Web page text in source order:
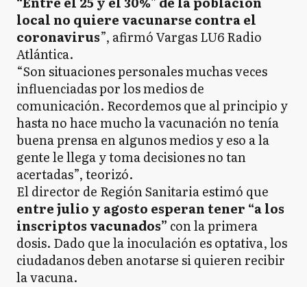
local no quiere vacunarse contra el
coronavirus”, afirmó Vargas LU6 Radio
Atlántica.
“Son situaciones personales muchas veces
influenciadas por los medios de
comunicación. Recordemos que al principio y
hasta no hace mucho la vacunación no tenía
buena prensa en algunos medios y eso a la
gente le llega y toma decisiones no tan
acertadas”, teorizó.
El director de Región Sanitaria estimó que
entre julio y agosto esperan tener “a los
inscriptos vacunados” con la primera
dosis. Dado que la inoculación es optativa, los
ciudadanos deben anotarse si quieren recibir
la vacuna.